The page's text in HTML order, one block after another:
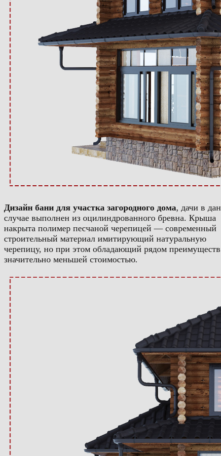
Дизайн бани для участка загородного дома, дачи в
случае выполнен из оцилиндрованного бревна. Крыша
накрыта полимер песчаной черепицей — современный
строительный материал имитирующий натуральную
черепицу, но при этом обладающий рядом
значительно меньшей стоимостью.